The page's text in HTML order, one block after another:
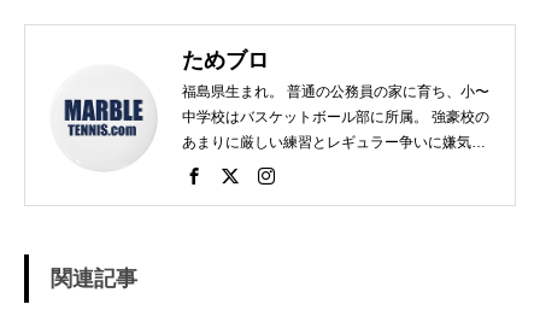
ためブロ
福島県生まれ。 普通の公務員の家に育ち、小〜
中学校はバスケットボール部に所属。 強豪校の
あまりに厳しい練習とレギュラー争いに嫌気が
さし、個人スポーツをやることに。 高校で見つ
関連記事